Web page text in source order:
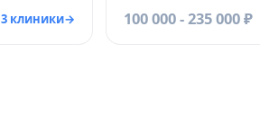
3 клиники→ 100 000 - 235 000 ₽